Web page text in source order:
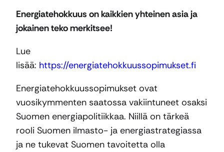
Energiatehokkuus on kaikkien yhteinen asia ja
jokainen teko merkitsee!
Lue
lisää: https://energiatehokkuussopimukset.fi
Energiatehokkuussopimukset ovat
vuosikymmenten saatossa vakiintuneet osaksi
Suomen energiapolitiikkaa. Niillä on tärkeä
rooli Suomen ilmasto- ja energiastrategiassa
ja ne tukevat Suomen tavoitetta olla